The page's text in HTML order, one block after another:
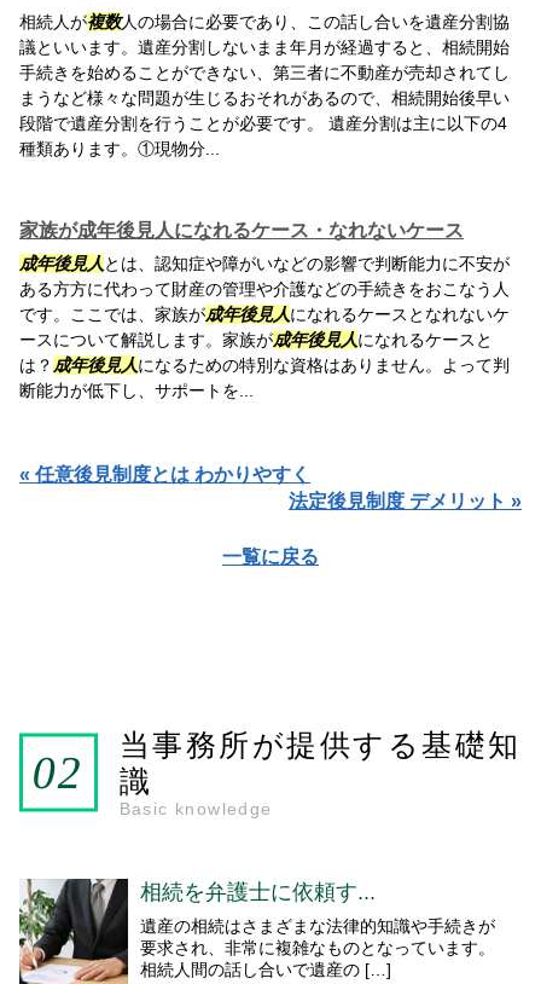
相続人が複数人の場合に必要であり、この話し合いを遺産分割協
議といいます。遺産分割しないまま年月が経過すると、相続開始
手続きを始めることができない、第三者に不動産が売却されてし
まうなど様々な問題が生じるおそれがあるので、相続開始後早い
段階で遺産分割を行うことが必要です。 遺産分割は主に以下の4
種類あります。①現物分...
家族が成年後見人になれるケース・なれないケース
成年後見人 とは、認知症や障がいなどの影響で判断能力に不安が
ある方方に代わって財産の管理や介護などの手続きをおこなう人
です。ここでは、家族が成年後見人になれるケースとなれないケ
ースについて解説します。家族が成年後見人になれるケースと
は？ 成年後見人になるための特別な資格はありません。よって判
断能力が低下し、サポートを...
« 任意後見制度とは わかりやすく
法定後見制度 デメリット »
一覧に戻る
当事務所が提供する基礎知
識
Basic knowledge
相続を弁護士に依頼す...
遺産の相続はさまざまな法律的知識や手続きが
要求され、非常に複雑なものとなっています。
相続人間の話し合いで遺産の […]